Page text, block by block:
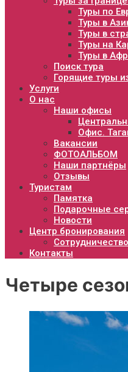
Туры по
Туры в
Туры в
Туры на
Туры в
Поиск тура
Горящие туры
Услуги
О нас
Наши офисы
Офис.
Вакансии
ФОТОАЛЬБОМ
Наши партнёры
Отзывы
Туристам
Памятка
Подарочные
Новости
Центр бронирования
Сотрудничество
Контакты
Четыре